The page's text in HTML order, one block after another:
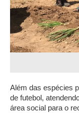
Além das espécies
de futebol,
área social para o